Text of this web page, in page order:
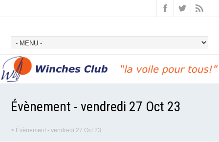
Évènement - vendredi 27 Oct 23
> Évènement - vendredi 27 Oct 23